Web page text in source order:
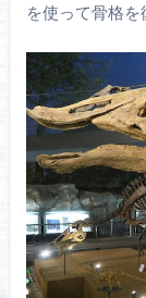
を使って骨格を